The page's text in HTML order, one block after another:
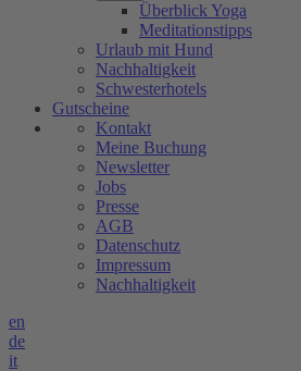
Überblick Yoga
Meditationstipps
Urlaub mit Hund
Nachhaltigkeit
Schwesterhotels
Gutscheine
Kontakt
Meine Buchung
Newsletter
Jobs
Presse
AGB
Datenschutz
Impressum
Nachhaltigkeit
en
de
it